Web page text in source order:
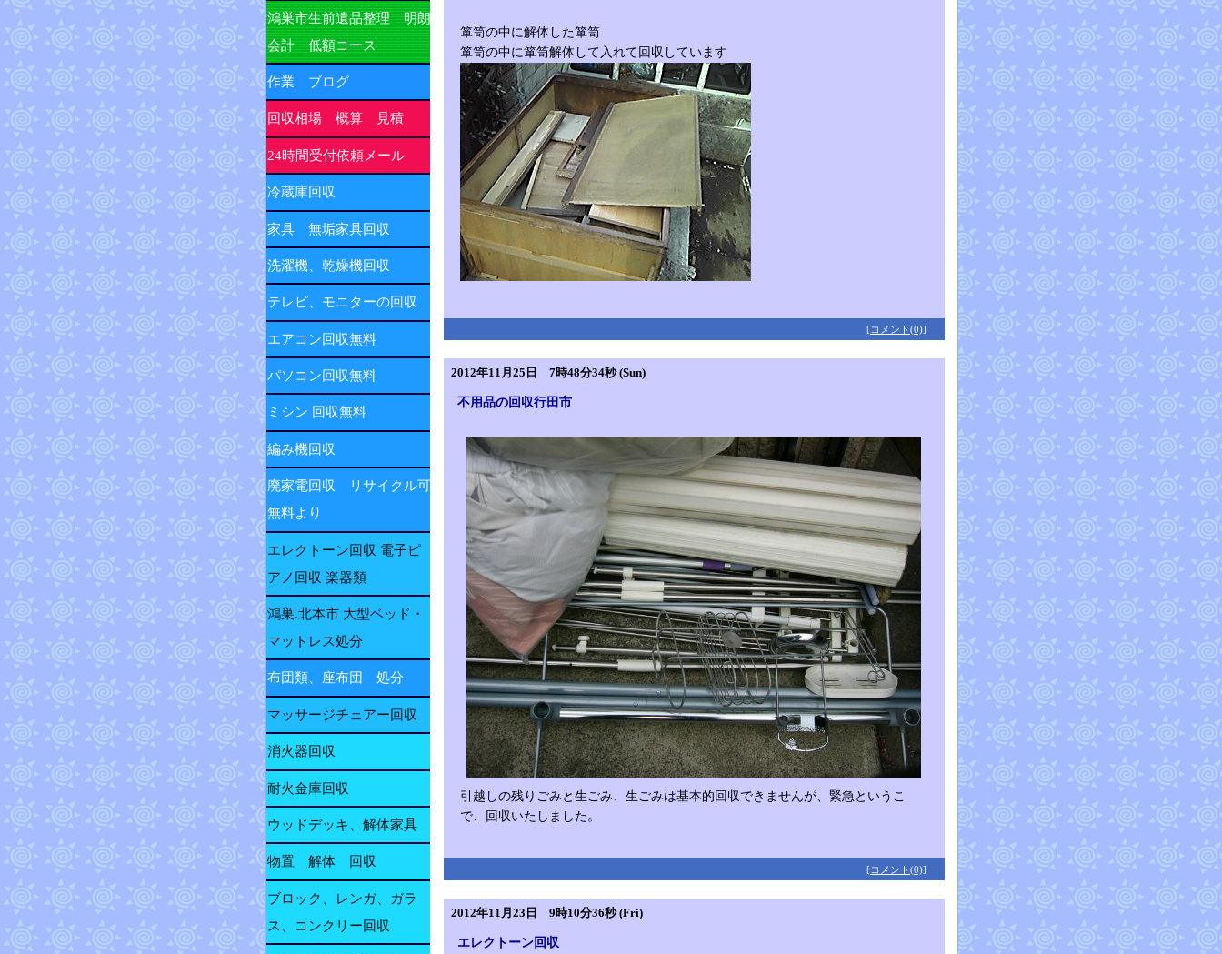
箪笥の中に解体した箪笥
箪笥の中に箪笥解体して入れて回収しています
[コメント(0)]
2012年11月25日 7時48分34秒 (Sun)
不用品の回収行田市
引越しの残りごみと生ごみ、生ごみは基本的回収できませんが、緊急というこ
で、回収いたしました。
[コメント(0)]
2012年11月23日 9時10分36秒 (Fri)
エレクトーン回収
鴻巣市生前遺品整理 明朗
会計 低額コース
作業 ブログ
回収相場 概算 見積
24時間受付依頼メール
冷蔵庫回収
家具 無垢家具回収
洗濯機、乾燥機回収
テレビ、モニターの回収
エアコン回収無料
パソコン回収無料
ミシン 回収無料
編み機回収
廃家電回収 リサイクル可
無料より
エレクトーン回収 電子ピ
アノ回収 楽器類
鴻巣.北本市 大型ベッド・
マットレス処分
布団類、座布団 処分
マッサージチェアー回収
消火器回収
耐火金庫回収
ウッドデッキ、解体家具
物置 解体 回収
ブロック、レンガ、ガラ
ス、コンクリー回収